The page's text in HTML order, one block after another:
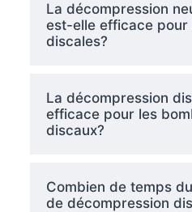
La décompression
est-elle efficace pour
discales?
La décompression
efficace pour les
discaux?
Combien de temps
de décompression